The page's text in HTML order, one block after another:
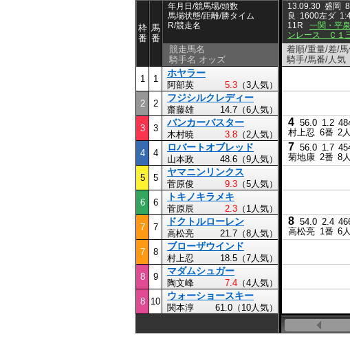
枠
番
馬
番
年月日/競馬場/頭数
馬場状態/距離/勝タイム
R/競走名
競走馬名
騎手名 オッズ
1
1
ホヤラー
阿部英 5.3 （3人気）
2
2
フジシルクレディー
齋藤雄
14.7（6人気）
3
3
バンカーバスター
木村暁 3.8 （2人気）
4
4
ロバートオブレッド
山本政
48.6（9人気）
5
5
ヤマニンリンクス
菅原俊 9.3 （5人気）
6
6
トキノキラメキ
菅原辰 2.3 （1人気）
7
7
ドクトルローレン
高松亮
21.7（8人気）
7
8
ブローザウインド
村上忍
18.5（7人気）
8
9
マダムシュガー
陶文峰 7.4 （4人気）
8
10
ウォーショースキー
関本淳 61.0（10人気）
13.09.30 盛岡
良
1600左ダ
11R
一関・平
ンレース Ｃ１
着順/重量/差/馬
騎手/馬番/人気
4 56.0 1.2
村上忍 6番 2人
7 56.0 1.7
菊地康 2番 8人
8 54.0 2.4
高松亮 1番 6人